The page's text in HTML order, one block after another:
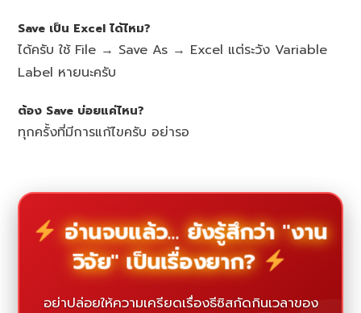
Save เป็น Excel ได้ไหม?
ได้ครับ ใช้ File → Save As → Excel แต่ระวัง Variable
Label หายนะครับ
ต้อง Save บ่อยแค่ไหน?
ทุกครั้งที่มีการแก้ไขครับ อย่ารอ
อ่านจบแล้ว... ยังรู้สึกว่า "งาน
วิจัย" เป็นเรื่องยาก?
อย่าปล่อยให้ความเครียดเรื่องธีซิสกัดกินเวลาของ